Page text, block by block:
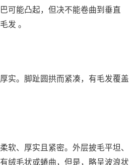
可能凸起，但决不能卷曲到垂直
发 。
。脚趾圆拱而紧凑，有毛发覆盖
、厚实且紧密。外层披毛平坦、
绒毛状或蜷曲，但是，略呈波浪状